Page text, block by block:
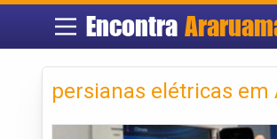
Encontra
persianas elétricas em